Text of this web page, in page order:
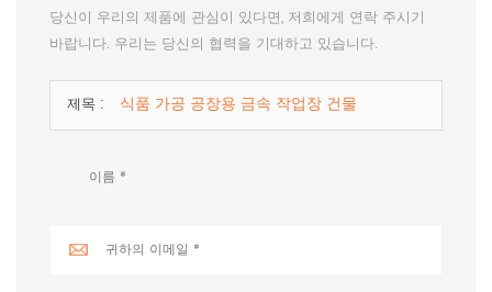
당신이 우리의 제품에 관심이 있다면, 저희에게 연락 주시기
바랍니다. 우리는 당신의 협력을 기대하고 있습니다.
제목 : 식품 가공 공장용 금속 작업장 건물